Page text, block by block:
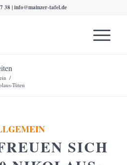
38 |info@mainzer-tafel.de
/
Tüten
SICH